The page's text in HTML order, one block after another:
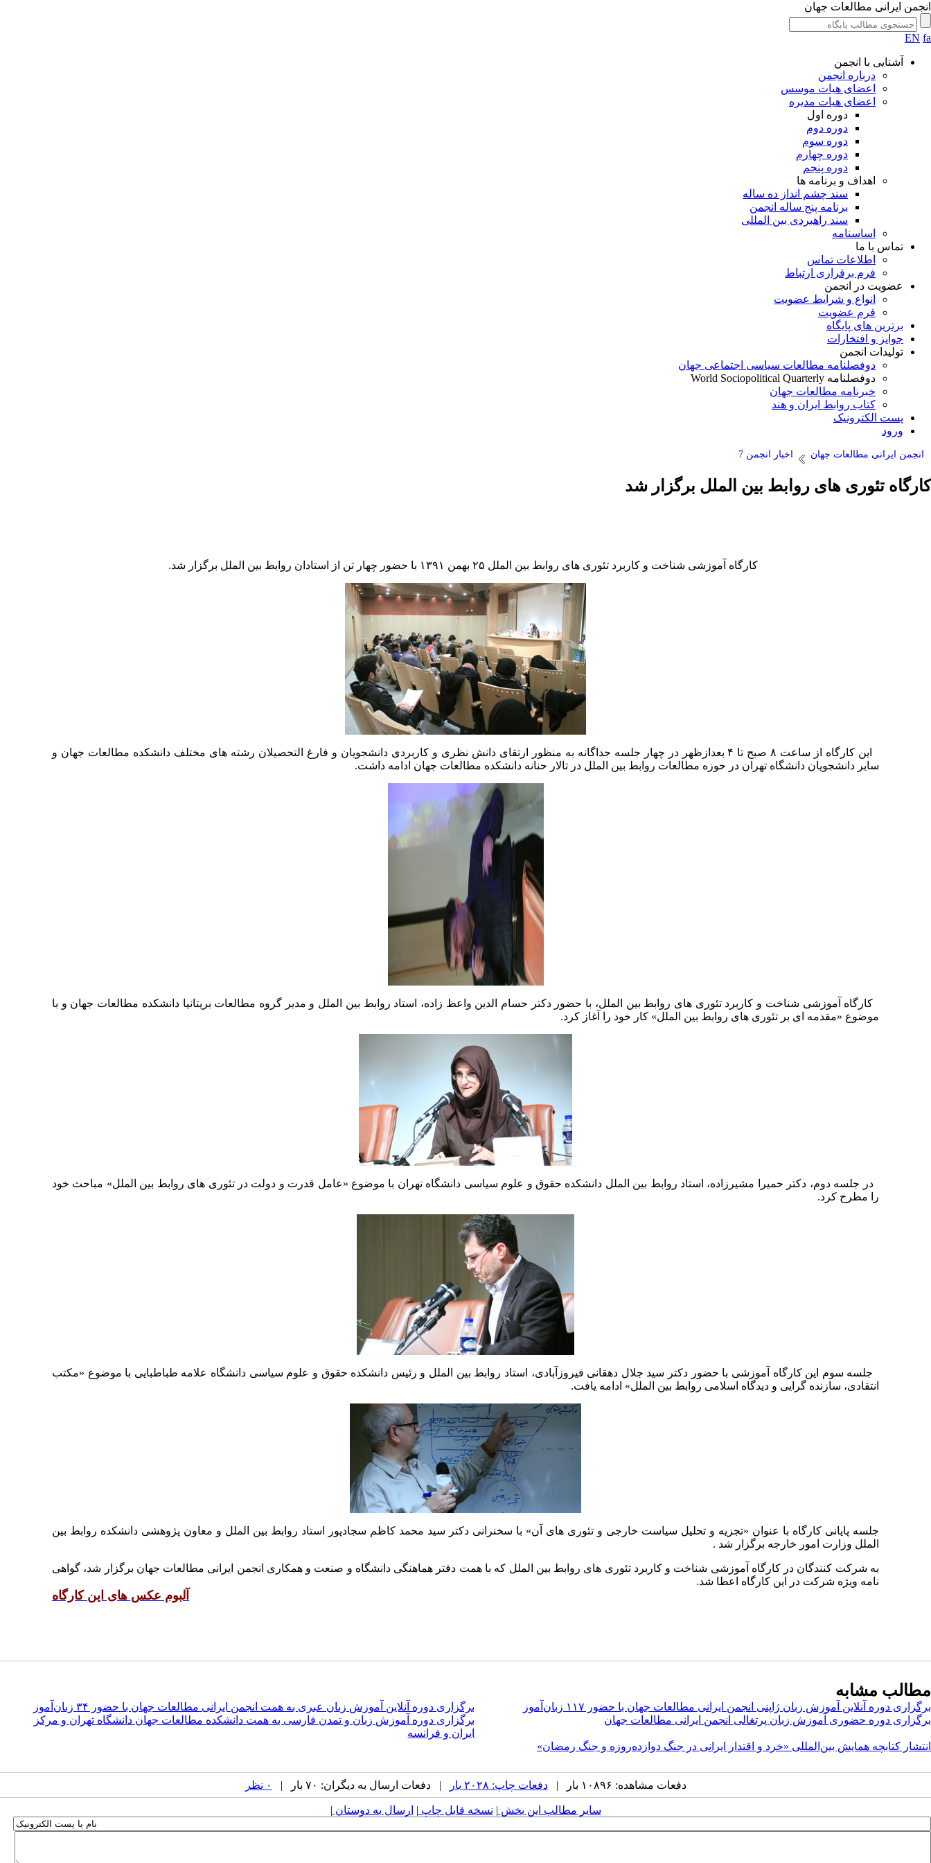
انجمن ایرانی مطالعات جهان
EN fa
آشنایی با انجمن
درباره انجمن
اعضای هیات موسس
اعضای هیات مدیره
دوره اول
دوره دوم
دوره سوم
دوره چهارم
دوره پنجم
اهداف و برنامه ها
سند چشم انداز ده ساله
برنامه پنج ساله انجمن
سند راهبردی بین المللی
اساسنامه
تماس با ما
اطلاعات تماس
فرم برقراری ارتباط
عضویت در انجمن
انواع و شرایط عضویت
فرم عضویت
برترین های پایگاه
جوایز و افتخارات
تولیدات انجمن
دوفصلنامه مطالعات سیاسی اجتماعی جهان
دوفصلنامه World Sociopolitical Quarterly
خبرنامه مطالعات جهان
کتاب روابط ایران و هند
پست الکترونیک
ورود
انجمن ایرانی مطالعات جهان اخبار انجمن 7
کارگاه تئوری های روابط بین الملل برگزار شد
کارگاه آموزشی شناخت و کاربرد تئوری های روابط بین الملل ۲۵ بهمن ۱۳۹۱ با حضور چهار تن از استادان روابط بین الملل برگزار شد.
این کارگاه از ساعت ۸ صبح تا ۴ بعدازظهر در چهار جلسه جداگانه به منظور ارتقای دانش نظری و کاربردی دانشجویان و فارغ التحصیلان رشته های مختلف دانشکده مطالعات جهان و
سایر دانشجویان دانشگاه تهران در حوزه مطالعات روابط بین الملل در تالار حنانه دانشکده مطالعات جهان ادامه داشت.
کارگاه آموزشی شناخت و کاربرد تئوری های روابط بین الملل، با حضور دکتر حسام الدین واعظ زاده، استاد روابط بین الملل و مدیر گروه مطالعات بریتانیا دانشکده مطالعات جهان و با
موضوع «مقدمه ای بر تئوری های روابط بین الملل» کار خود را آغاز کرد.
در جلسه دوم، دکتر حمیرا مشیرزاده، استاد روابط بین الملل دانشکده حقوق و علوم سیاسی دانشگاه تهران با موضوع «عامل قدرت و دولت در تئوری های روابط بین الملل» مباحث خود
را مطرح کرد.
جلسه سوم این کارگاه آموزشی با حضور دکتر سید جلال دهقانی فیروزآبادی، استاد روابط بین الملل و رئیس دانشکده حقوق و علوم سیاسی دانشگاه علامه طباطبایی با موضوع «مکتب
انتقادی، سازنده گرایی و دیدگاه اسلامی روابط بین الملل» ادامه یافت.
جلسه پایانی کارگاه با عنوان «تجزیه و تحلیل سیاست خارجی و تئوری های آن» با سخنرانی دکتر سید محمد کاظم سجادپور استاد روابط بین الملل و معاون پژوهشی دانشکده روابط بین
الملل وزارت امور خارجه برگزار شد .
به شرکت کنندگان در کارگاه آموزشی شناخت و کاربرد تئوری های روابط بین الملل که با همت دفتر هماهنگی دانشگاه و صنعت و همکاری انجمن ایرانی مطالعات جهان برگزار شد، گواهی
نامه ویژه شرکت در این کارگاه اعطا شد.
آلبوم عکس های این کارگاه
مطالب مشابه
برگزاری دوره آنلاین آموزش زبان ژاپنی انجمن ایرانی مطالعات جهان با حضور ۱۱۷ زبان‌آموز
برگزاری دوره آنلاین آموزش زبان عبری به همت انجمن ایرانی مطالعات جهان با حضور ۳۴ زبان‌آموز
برگزاری دوره حضوری آموزش زبان پرتغالی انجمن ایرانی مطالعات جهان
برگزاری دوره آموزش زبان و تمدن فارسی به همت دانشکده مطالعات جهان دانشگاه تهران و مرکز
ایران و فرانسه
انتشار کتابچه همایش بین‌المللی «خرد و اقتدار ایرانی در جنگ دوازده‌روزه و جنگ رمضان»
دفعات مشاهده: ۱۰۸۹۶ بار | دفعات چاپ: ۲۰۲۸ بار | دفعات ارسال به دیگران: ۷۰ بار | ۰ نظر
سایر مطالب این بخش | نسخه قابل چاپ | ارسال به دوستان |